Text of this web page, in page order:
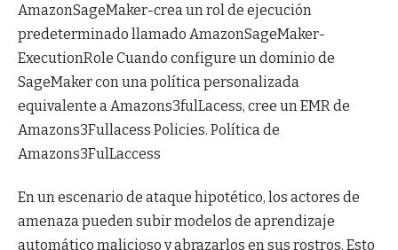
AmazonSageMaker-crea un rol de ejecución
predeterminado llamado AmazonSageMaker-
ExecutionRole Cuando configure un dominio de
SageMaker con una política personalizada
equivalente a Amazons3fulLacess, cree un EMR de
Amazons3Fullacess Policies. Política de
Amazons3FulLaccess
En un escenario de ataque hipotético, los actores de
amenaza pueden subir modelos de aprendizaje
automático malicioso y abrazarlos en sus rostros. Esto